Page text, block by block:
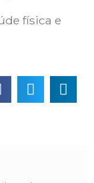
física e